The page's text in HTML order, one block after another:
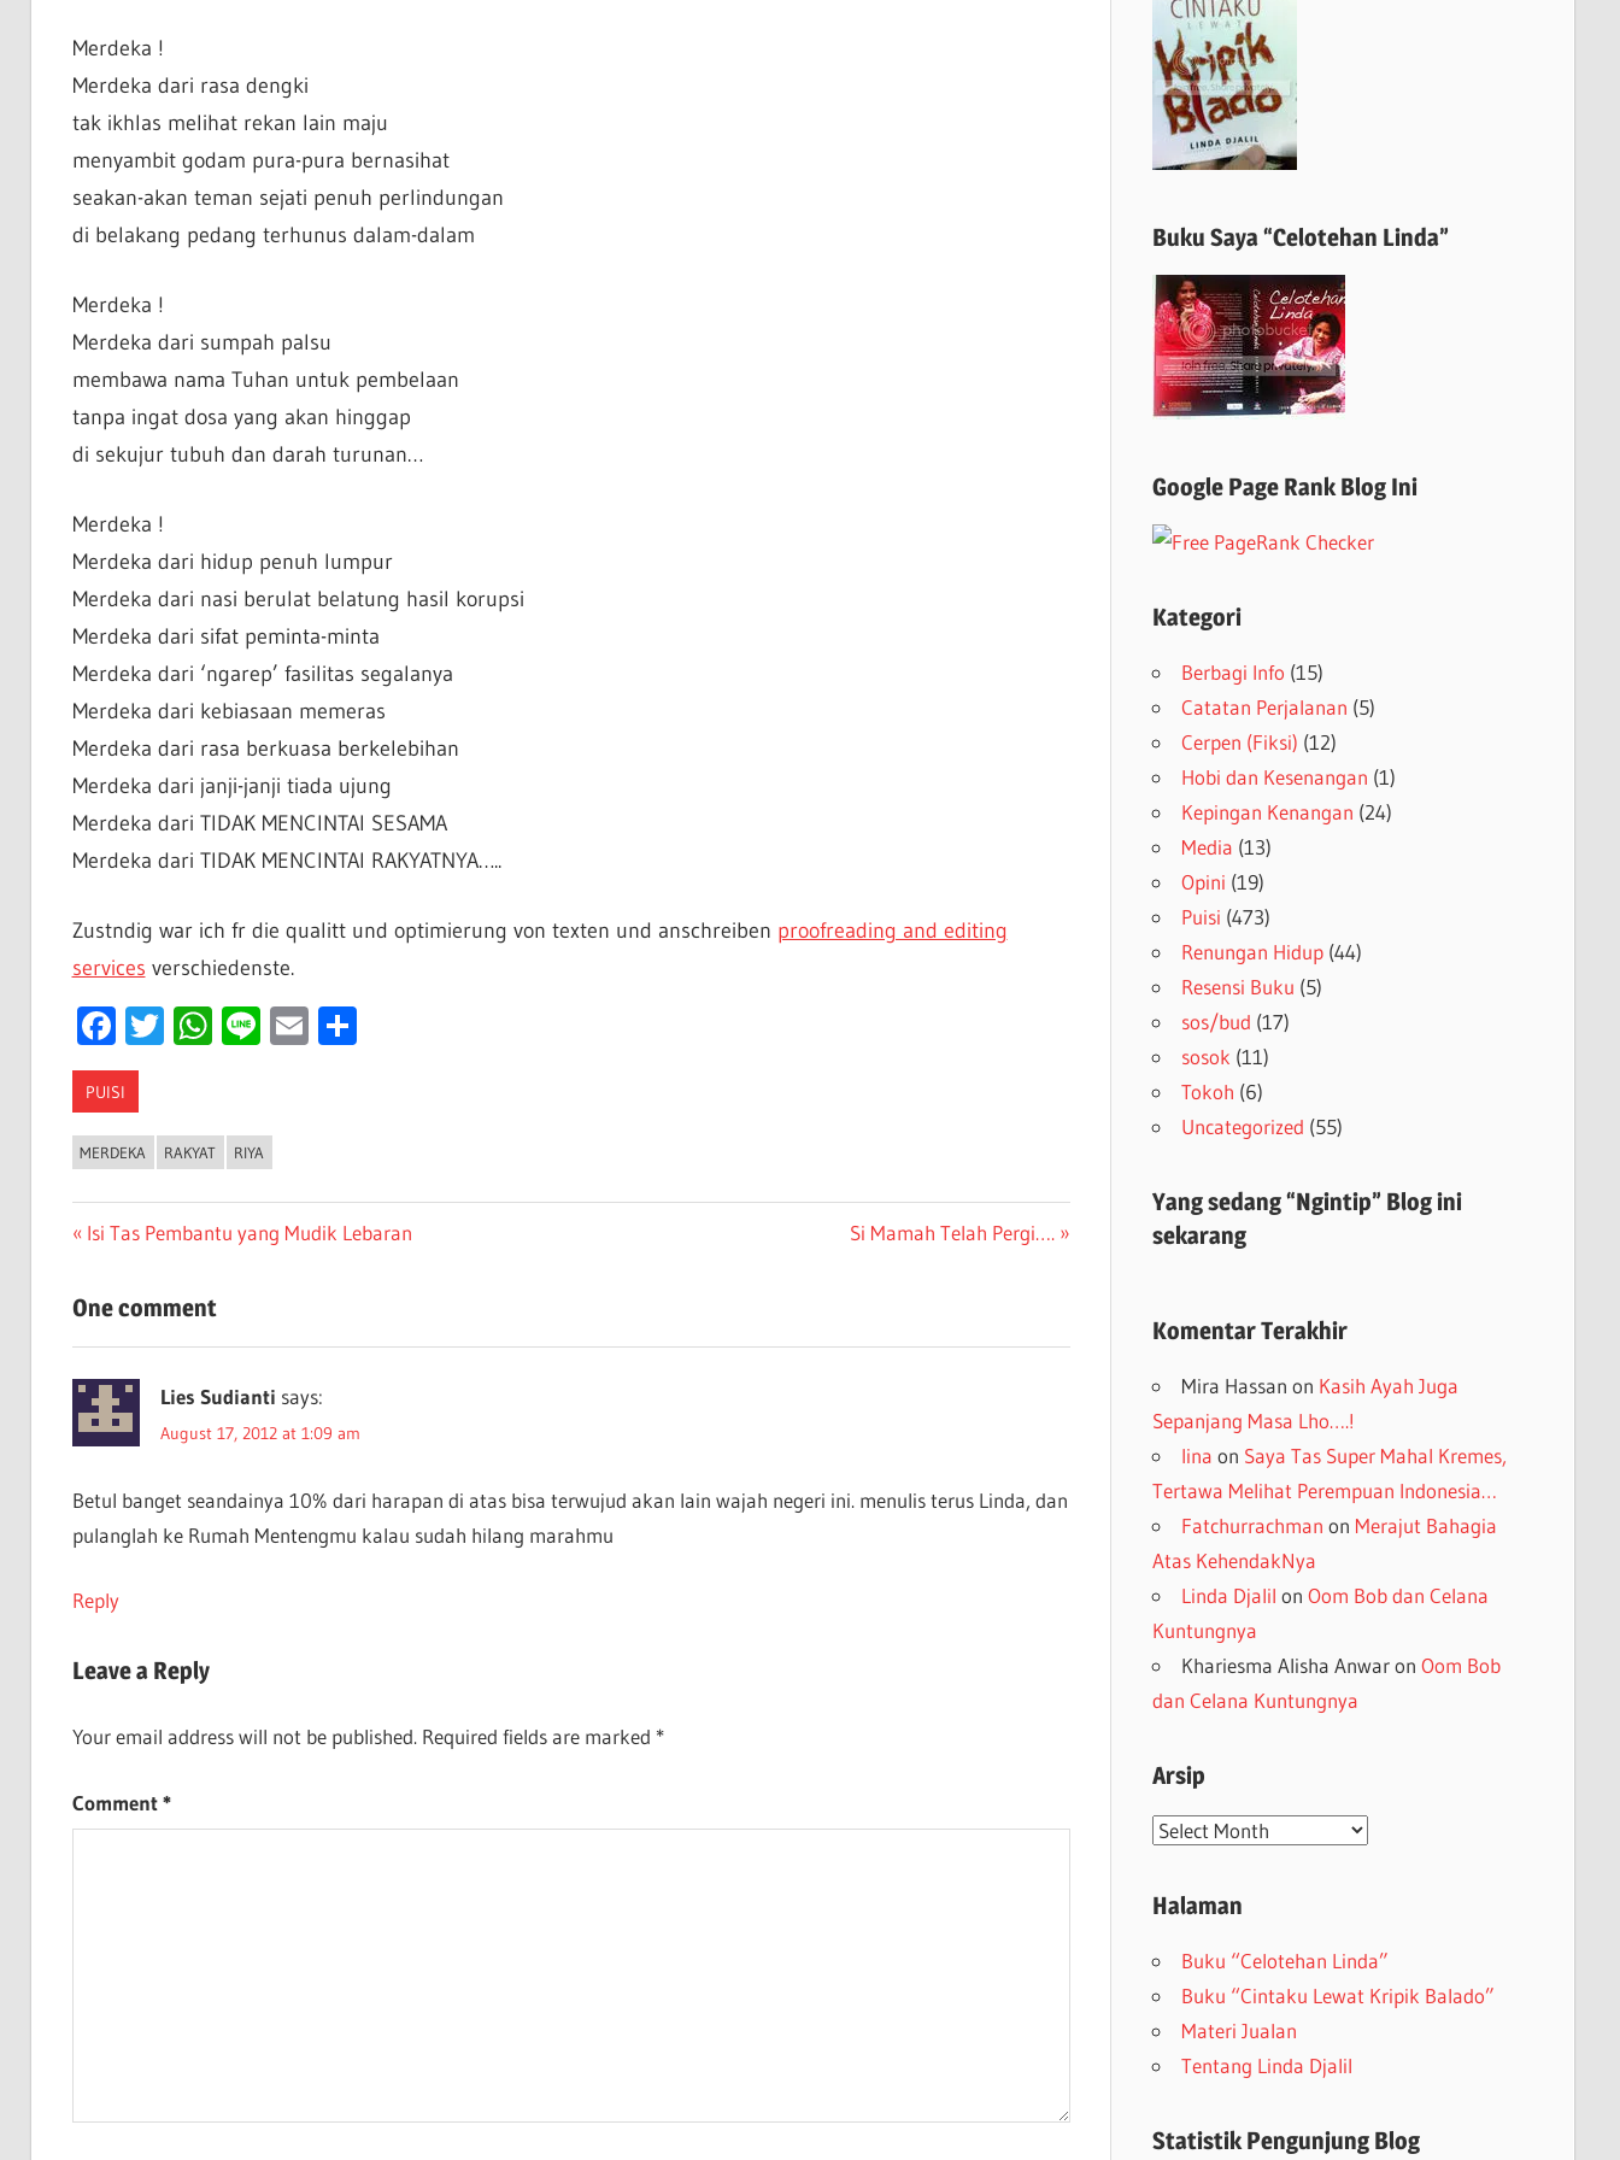
Merdeka !
Merdeka dari rasa dengki
tak ikhlas melihat rekan lain maju
menyambit godam pura-pura bernasihat
seakan-akan teman sejati penuh perlindungan
di belakang pedang terhunus dalam-dalam
Merdeka !
Merdeka dari sumpah palsu
membawa nama Tuhan untuk pembelaan
tanpa ingat dosa yang akan hinggap
di sekujur tubuh dan darah turunan…
Merdeka !
Merdeka dari hidup penuh lumpur
Merdeka dari nasi berulat belatung hasil korupsi
Merdeka dari sifat peminta-minta
Merdeka dari ‘ngarep’ fasilitas segalanya
Merdeka dari kebiasaan memeras
Merdeka dari rasa berkuasa berkelebihan
Merdeka dari janji-janji tiada ujung
Merdeka dari TIDAK MENCINTAI SESAMA
Merdeka dari TIDAK MENCINTAI RAKYATNYA…..
Zustndig war ich fr die qualitt und optimierung von texten und anschreiben proofreading and editing
services verschiedenste.
Facebook
Twitter
WhatsApp
LineEmailShare
PUISI
MERDEKA RAKYAT RIYA
Post
Previous
Isi Tas Pembantu yang Mudik Lebaran
Next
Si Mamah Telah Pergi….
One comment
Lies Sudianti says:
August 17, 2012 at 1:09 am
Betul banget seandainya 10% dari harapan di atas bisa terwujud akan lain wajah negeri ini. menulis terus Linda, dan
pulanglah ke Rumah Mentengmu kalau sudah hilang marahmu
Reply
Leave a Reply
Your email address will not be published. Required fields are marked *
Comment*
Buku Saya “Celotehan Linda”
Google Page Rank Blog Ini
Kategori
Berbagi Info (15)
Catatan Perjalanan (5)
Cerpen (Fiksi) (12)
Hobi dan Kesenangan (1)
Kepingan Kenangan (24)
Media (13)
Opini (19)
Puisi (473)
Renungan Hidup(44)
Resensi Buku (5)
sos/bud (17)
sosok (11)
Tokoh (6)
Uncategorized (55)
Yang sedang “Ngintip” Blog ini
sekarang
Komentar Terakhir
Mira Hassan on Kasih Ayah Juga
Sepanjang Masa Lho….!
lina on Saya Tas Super Mahal Kremes,
Tertawa Melihat Perempuan Indonesia…
Fatchurrachman on Merajut Bahagia
Atas KehendakNya
Linda Djalil on Oom Bob dan Celana
Kuntungnya
Khariesma Alisha Anwaron Oom Bob
dan Celana Kuntungnya
Arsip
Arsip
Halaman
Buku “Celotehan Linda”
Buku “Cintaku Lewat Kripik Balado”
Materi Jualan
Tentang Linda Djalil
Statistik Pengunjung Blog